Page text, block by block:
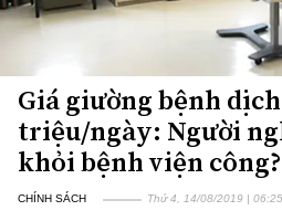
Giá giường bệnh
triệu/ngày: Người
khỏi bệnh viện công?
CHÍNH SÁCH Thứ 4, 14/08/2019 | 06:25